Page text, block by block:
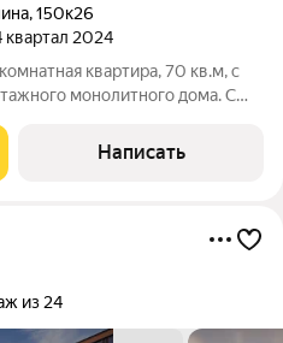
,150к26
квартал 2024
квартира, 70 кв.м, с
монолитного дома. С
детская площадка.
Написать
из 24